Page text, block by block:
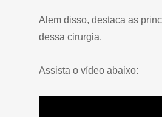
Alem disso, destaca as
dessa cirurgia.
Assista o vídeo abaixo: